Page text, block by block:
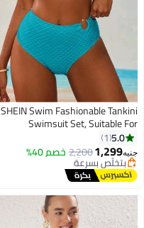
SHEIN Swim Fashionable Tankini
Swimsuit Set, Suitable For
Summer
5.0
1
جنيه1,299
2,200خصم 40%
أقل سعر في 7 يوم
توصيل مجاني
بتخلّص بسرعة
أقل سعر في 7 يوم